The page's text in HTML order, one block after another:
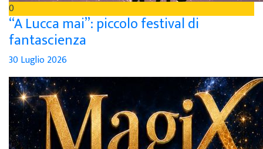
0
“A Lucca mai”: piccolo festival di
fantascienza
30 Luglio 2026